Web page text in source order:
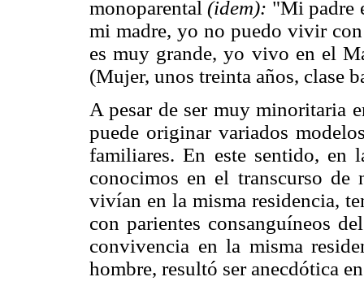
monoparental(idem): "Mi padre
mi madre, yo no puedo vivir
es muy grande, yo vivo en el
(Mujer, unos treinta años, clase
A pesar de ser muy minoritaria
puede originar variados
familiares. En este sentido, en
conocimos en el transcurso de
vivían en la misma residencia,
con parientes consanguíneos
convivencia en la misma
hombre, resultó ser anecdótica